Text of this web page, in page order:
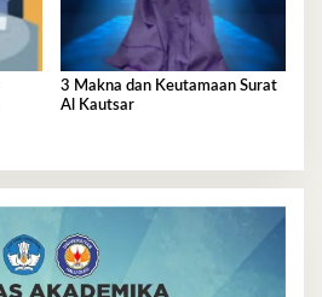
3 Makna dan Keutamaan Surat
Al Kautsar